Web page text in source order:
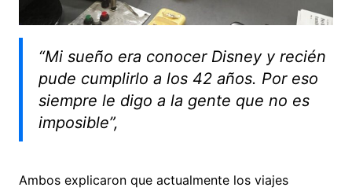
“Mi sueño era conocer Disney y recién
pude cumplirlo a los 42 años. Por eso
siempre le digo a la gente que no es
imposible”,
Ambos explicaron que actualmente los viajes